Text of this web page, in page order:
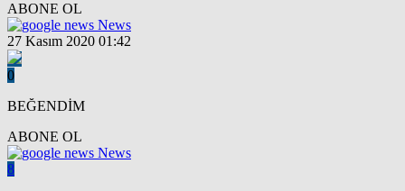
ABONE OL
News
27 Kasım 2020 01:42
0
BEĞENDİM
ABONE OL
News
8